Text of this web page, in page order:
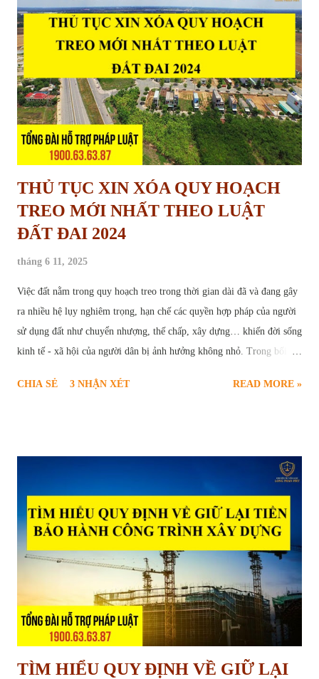
THỦ TỤC XIN XÓA QUY HOẠCH
TREO MỚI NHẤT THEO LUẬT
ĐẤT ĐAI 2024
tháng 6 11, 2025
Việc đất nằm trong quy hoạch treo trong thời gian dài đã và đang gây
ra nhiều hệ lụy nghiêm trọng, hạn chế các quyền hợp pháp của người
sử dụng đất như chuyển nhượng, thế chấp, xây dựng… khiến đời sống
kinh tế - xã hội của người dân bị ảnh hưởng không nhỏ. Trong bối
thiết và chính đáng của nhiều hộ gia đình, cá nhân. Để giúp người dân
mới nhất tại Luật Đất đai năm 2024. Thủ tục yêu cầu xóa quy hoạch
hoạch treo là hiện tượng một khu vực đất đã được xác định trong kế
hoạch sử dụng đất, dự kiến thực hiện dự án nhưng trong nhiều năm
không được triển khai trên thực tế, dẫn đến việc đất rơi vào tình trạng
“chờ đợi”, không được sử dụng đúng mục...
CHIA SẺ 3 NHẬN XÉT READ MORE »
TÌM HIỂU QUY ĐỊNH VỀ GIỮ LẠI